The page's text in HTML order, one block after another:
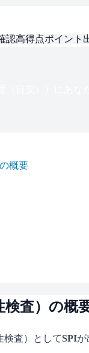
認高得点ポイント
概要
検査）の概
検査）としてSPIが